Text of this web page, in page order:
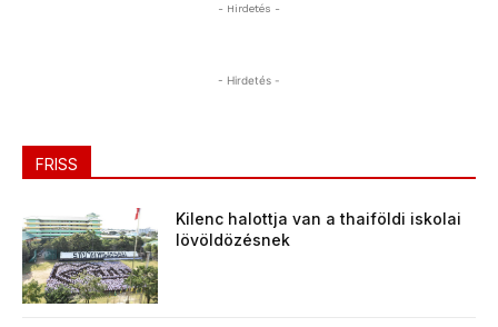
- Hirdetés -
- Hirdetés -
FRISS
Kilenc halottja van a thaiföldi iskolai
lövöldözésnek